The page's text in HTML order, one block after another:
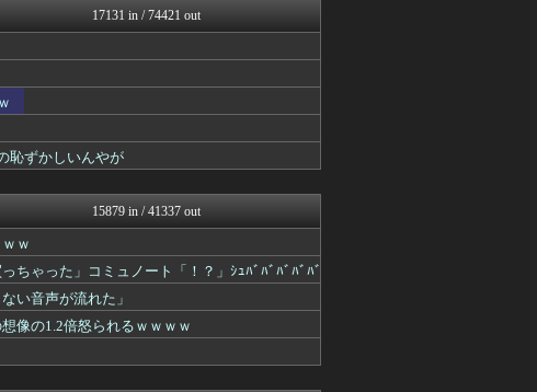
政経ワロスまとめニュース♪
修羅場ライフ速報
大艦巨砲主義！
広島東洋カープまとめブログ...
いたしん！
Zチャンネル＠VIP
遊戯王マスターデュエルまと...
大河ドラマ2ch
mutyunのゲーム+αブ...
オレ的ゲーム速報＠刃
なんJ PRIDE
凹凸ちゃんねる 発達障害・...
17131 in / 74421 out
恥ずかしいんやが
15879 in / 41337 out
ｗ
ちゃった」コミュノート「！？」ｼｭﾊﾞﾊﾞﾊﾞﾊﾞﾊﾞ
い音声が流れた」
像の1.2倍怒られるｗｗｗｗ